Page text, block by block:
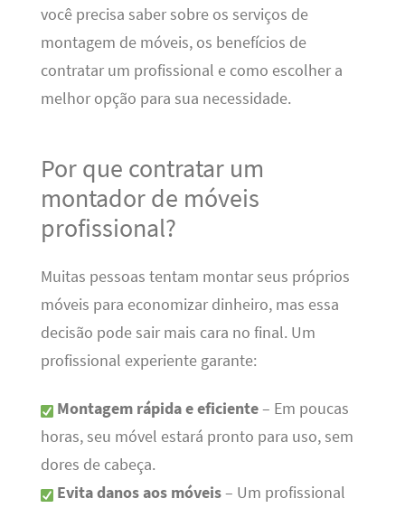
você precisa saber sobre os serviços de
montagem de móveis, os benefícios de
contratar um profissional e como escolher a
melhor opção para sua necessidade.
Por que contratar um
montador de móveis
profissional?
Muitas pessoas tentam montar seus próprios
móveis para economizar dinheiro, mas essa
decisão pode sair mais cara no final. Um
profissional experiente garante:
Montagem rápida e eficiente– Em poucas
horas, seu móvel estará pronto para uso, sem
dores de cabeça.
Evita danos aos móveis– Um profissional